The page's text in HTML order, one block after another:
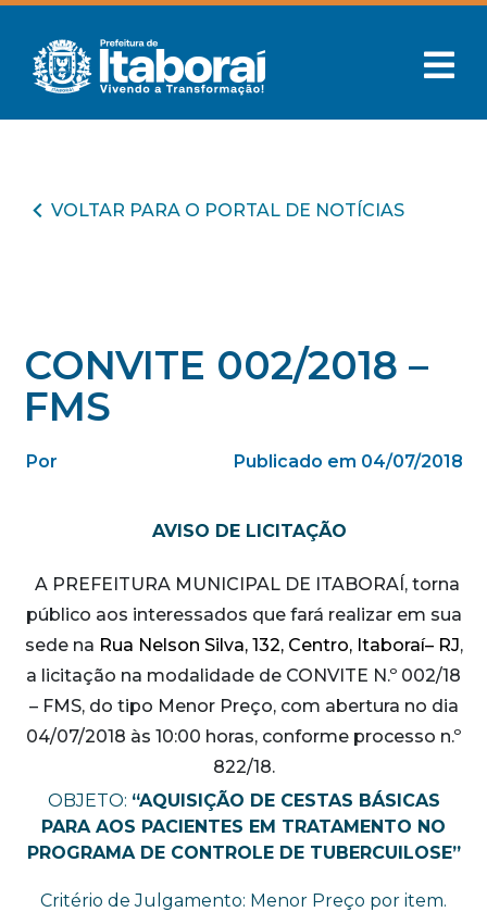
VOLTAR PARA O PORTAL DE NOTÍCIAS
CONVITE 002/2018 –
FMS
Por Publicado em 04/07/2018
AVISO DE LICITAÇÃO
A PREFEITURA MUNICIPAL DE ITABORAÍ, torna
público aos interessados que fará realizar em sua
sede na Rua Nelson Silva, 132, Centro, Itaboraí– RJ,
a licitação na modalidade de CONVITE N.º 002/18
– FMS, do tipo Menor Preço, com abertura no dia
04/07/2018 às 10:00 horas, conforme processo n.º
822/18.
OBJETO: “AQUISIÇÃO DE CESTAS BÁSICAS
PARA AOS PACIENTES EM TRATAMENTO NO
PROGRAMA DE CONTROLE DE TUBERCUILOSE”
Critério de Julgamento: Menor Preço por item.